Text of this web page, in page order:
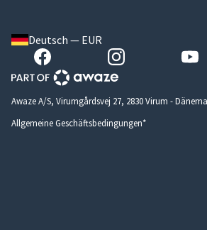
Deutsch — EUR
Awaze A/S, Virumgårdsvej 27, 2830 Virum -
Allgemeine Geschäftsbedingungen*